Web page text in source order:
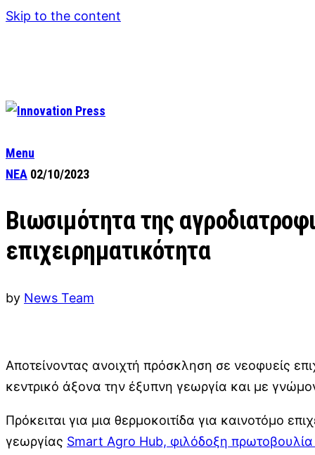
Skip to the content
Menu
ΝΕΑ 02/10/2023
Βιωσιμότητα της
επιχειρηματικότητα
by News Team
Αποτείνοντας ανοιχτή πρόσκληση σε νεοφυείς
κεντρικό άξονα την έξυπνη γεωργία και με
Πρόκειται για μια θερμοκοιτίδα για καινοτόμο
γεωργίας Smart Agro Hub, φιλόδοξη